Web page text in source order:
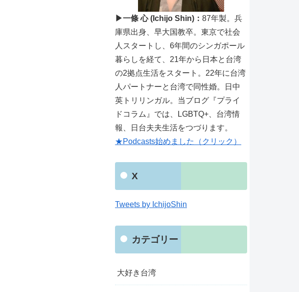
▶一條 心 (Ichijo Shin)： 87年製。兵
庫県出身、早大国教卒。東京で社会
人スタートし、6年間のシンガポール
暮らしを経て、21年から日本と台湾
の2拠点生活をスタート。22年に台湾
人パートナーと台湾で同性婚。日中
英トリリンガル。当ブログ『プライ
ドコラム』では、LGBTQ+、台湾情
報、日台夫夫生活をつづります。
★Podcasts始めました（クリック）
X
Tweets by IchijoShin
カテゴリー
大好き台湾